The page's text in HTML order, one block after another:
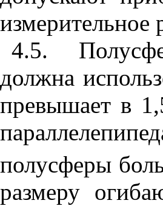
измерительное
4.5.
должна
превышает в
полусферы
размеру